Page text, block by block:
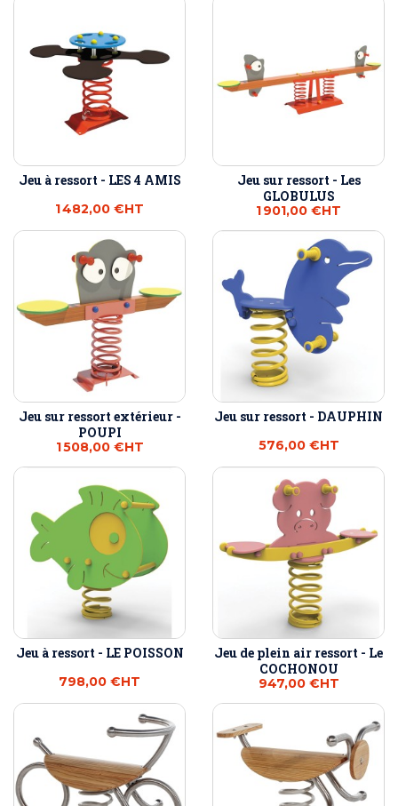
Jeu à ressort - LES 4 AMIS
1 482,00 €HT
Jeu sur ressort - Les
GLOBULUS
1 901,00 €HT
Jeu sur ressort extérieur -
POUPI
1 508,00 €HT
Jeu sur ressort - DAUPHIN
576,00 €HT
Jeu à ressort - LE POISSON
798,00 €HT
Jeu de plein air ressort - Le
COCHONOU
947,00 €HT